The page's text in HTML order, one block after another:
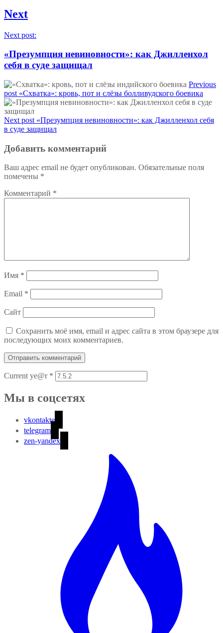
Next
Next post:
«Презумпция невиновности»: как Джилленхол
себя в суде защищал
Previous
post «Схватка»: кровь, пот и слёзы болливудского боевика
Next post «Презумпция невиновности»: как Джилленхол себя
в суде защищал
Добавить комментарий
Ваш адрес email не будет опубликован. Обязательные поля
помечены *
Комментарий *
Имя *
Email *
Сайт
Сохранить моё имя, email и адрес сайта в этом браузере для
последующих моих комментариев.
Current ye@r *
Мы в соцсетях
vkontakte
telegram
zen-yandex